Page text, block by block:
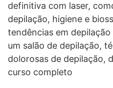
definitiva com laser,
depilação, higiene e
tendências em
um salão de depilação,
dolorosas de depilação,
curso completo